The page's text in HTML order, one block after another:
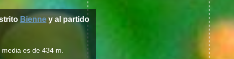
Bienney al partido
es de 434 m.